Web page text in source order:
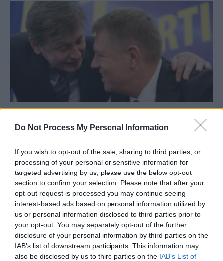
Do Not Process My Personal Information
If you wish to opt-out of the sale, sharing to third parties, or
processing of your personal or sensitive information for
targeted advertising by us, please use the below opt-out
section to confirm your selection. Please note that after your
opt-out request is processed you may continue seeing
interest-based ads based on personal information utilized by
us or personal information disclosed to third parties prior to
your opt-out. You may separately opt-out of the further
disclosure of your personal information by third parties on the
IAB’s list of downstream participants. This information may
also be disclosed by us to third parties on the IAB’s List of
realizat că sunt șanse...